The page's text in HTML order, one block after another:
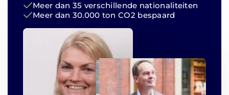
Meer dan 35 verschillende nationaliteiten
Meer dan 30.000 ton CO2 bespaard